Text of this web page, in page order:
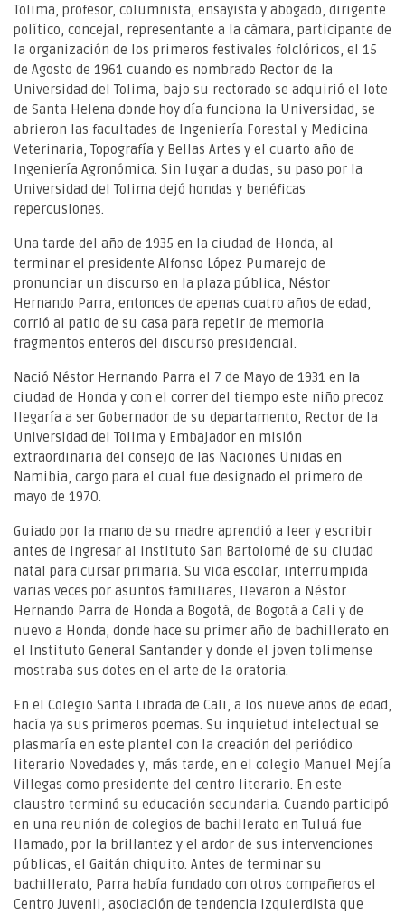
Tolima, profesor, columnista, ensayista y abogado, dirigente
político, concejal, representante a la cámara, participante de
la organización de los primeros festivales folclóricos, el 15
de Agosto de 1961 cuando es nombrado Rector de la
Universidad del Tolima, bajo su rectorado se adquirió el lote
de Santa Helena donde hoy día funciona la Universidad, se
abrieron las facultades de Ingeniería Forestal y Medicina
Veterinaria, Topografía y Bellas Artes y el cuarto año de
Ingeniería Agronómica. Sin lugar a dudas, su paso por la
Universidad del Tolima dejó hondas y benéficas
repercusiones.
Una tarde del año de 1935 en la ciudad de Honda, al
terminar el presidente Alfonso López Pumarejo de
pronunciar un discurso en la plaza pública, Néstor
Hernando Parra, entonces de apenas cuatro años de edad,
corrió al patio de su casa para repetir de memoria
fragmentos enteros del discurso presidencial.
Nació Néstor Hernando Parra el 7 de Mayo de 1931 en la
ciudad de Honda y con el correr del tiempo este niño precoz
llegaría a ser Gobernador de su departamento, Rector de la
Universidad del Tolima y Embajador en misión
extraordinaria del consejo de las Naciones Unidas en
Namibia, cargo para el cual fue designado el primero de
mayo de 1970.
Guiado por la mano de su madre aprendió a leer y escribir
antes de ingresar al Instituto San Bartolomé de su ciudad
natal para cursar primaria. Su vida escolar, interrumpida
varias veces por asuntos familiares, llevaron a Néstor
Hernando Parra de Honda a Bogotá, de Bogotá a Cali y de
nuevo a Honda, donde hace su primer año de bachillerato en
el Instituto General Santander y donde el joven tolimense
mostraba sus dotes en el arte de la oratoria.
En el Colegio Santa Librada de Cali, a los nueve años de edad,
hacía ya sus primeros poemas. Su inquietud intelectual se
plasmaría en este plantel con la creación del periódico
literario Novedades y, más tarde, en el colegio Manuel Mejía
Villegas como presidente del centro literario. En este
claustro terminó su educación secundaria. Cuando participó
en una reunión de colegios de bachillerato en Tuluá fue
llamado, por la brillantez y el ardor de sus intervenciones
públicas, el Gaitán chiquito. Antes de terminar su
bachillerato, Parra había fundado con otros compañeros el
Centro Juvenil, asociación de tendencia izquierdista que